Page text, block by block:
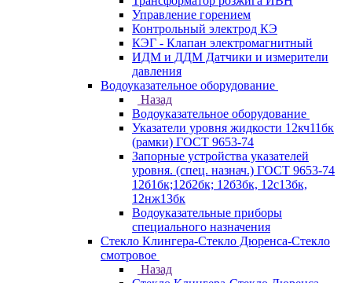
Управление горением
Контрольный электрод КЭ
КЭГ - Клапан электромагнитный
ИДМ и ДДМ Датчики и измерители
давления
Водоуказательное оборудование
Назад
Водоуказательное оборудование
Указатели уровня жидкости 12кч11бк
(рамки) ГОСТ 9653-74
Запорные устройства указателей
уровня. (спец. назнач.) ГОСТ 9653-74
12б1бк;12б2бк; 12б3бк, 12с13бк,
12нж13бк
Водоуказательные приборы
специального назначения
Стекло Клингера-Стекло Дюренса-Стекло
смотровое
Назад